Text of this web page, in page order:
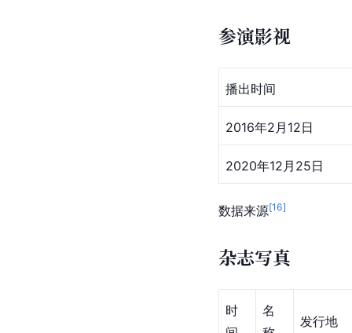
参演影视
播出时间
2016年2月12日
2020年12月25日
数据来源[16]
杂志写真
时
名
发行地